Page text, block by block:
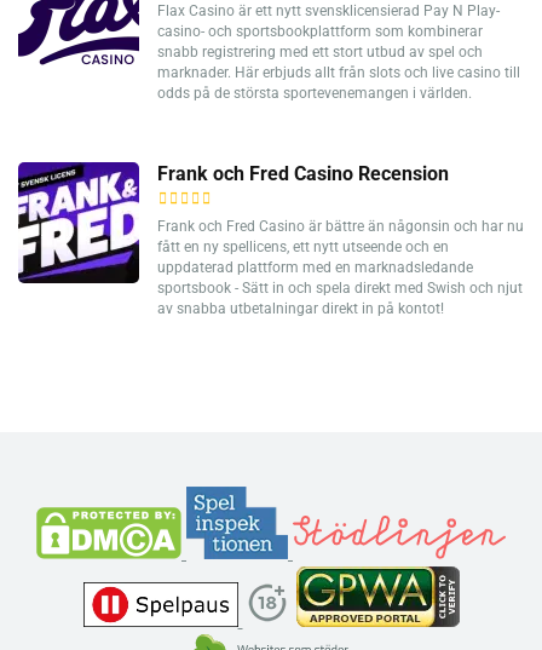
Flax Casino är ett nytt svensklicensierad Pay N Play-
casino- och sportsbookplattform som kombinerar
snabb registrering med ett stort utbud av spel och
marknader. Här erbjuds allt från slots och live casino till
odds på de största sportevenemangen i världen.
Frank och Fred Casino Recension
Frank och Fred Casino är bättre än någonsin och har nu
fått en ny spellicens, ett nytt utseende och en
uppdaterad plattform med en marknadsledande
sportsbook - Sätt in och spela direkt med Swish och njut
av snabba utbetalningar direkt in på kontot!